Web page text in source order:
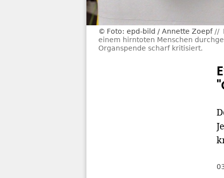
Foto: epd-bild / Annette Zoepf
einem hirntoten Menschen
Organspende scharf kritisiert.